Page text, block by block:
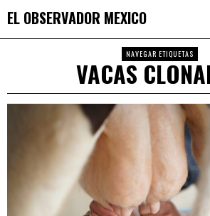
EL OBSERVADOR MEXICO
NAVEGAR ETIQUETAS
VACAS